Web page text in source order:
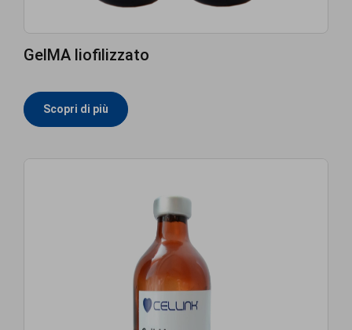
GelMA liofilizzato
Scopri di più